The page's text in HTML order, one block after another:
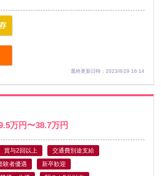
最終更新日時：2023/8/29 16:14
万円〜38.7万円
賞与2回以上
交通費別途支給
験者優遇
新卒歓迎